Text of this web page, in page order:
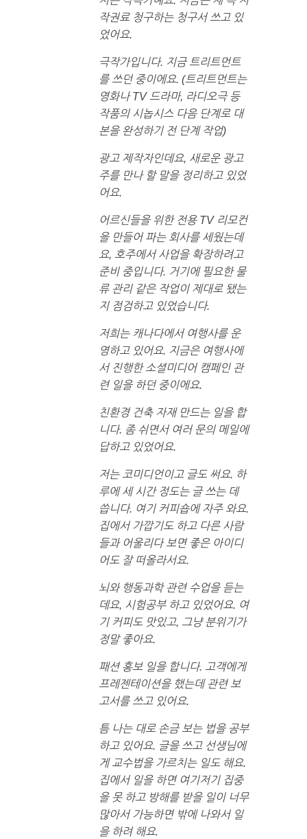
작권료 청구하는 청구서 쓰고 있
었어요.
극작가입니다. 지금 트리트먼트
를 쓰던 중이에요. (트리트먼트는
영화나 TV 드라마, 라디오극 등
작품의 시놉시스 다음 단계로 대
본을 완성하기 전 단계 작업)
광고 제작자인데요, 새로운 광고
주를 만나 할 말을 정리하고 있었
어요.
어르신들을 위한 전용 TV 리모컨
을 만들어 파는 회사를 세웠는데
요, 호주에서 사업을 확장하려고
준비 중입니다. 거기에 필요한 물
류 관리 같은 작업이 제대로 됐는
지 점검하고 있었습니다.
저희는 캐나다에서 여행사를 운
영하고 있어요. 지금은 여행사에
서 진행한 소셜미디어 캠페인 관
련 일을 하던 중이에요.
친환경 건축 자재 만드는 일을 합
니다. 좀 쉬면서 여러 문의 메일에
답하고 있었어요.
저는 코미디언이고 글도 써요. 하
루에 세 시간 정도는 글 쓰는 데
씁니다. 여기 커피숍에 자주 와요.
집에서 가깝기도 하고 다른 사람
들과 어울리다 보면 좋은 아이디
어도 잘 떠올라서요.
뇌와 행동과학 관련 수업을 듣는
데요, 시험공부 하고 있었어요. 여
기 커피도 맛있고, 그냥 분위기가
정말 좋아요.
패션 홍보 일을 합니다. 고객에게
프레젠테이션을 했는데 관련 보
고서를 쓰고 있어요.
틈 나는 대로 손금 보는 법을 공부
하고 있어요. 글을 쓰고 선생님에
게 교수법을 가르치는 일도 해요.
집에서 일을 하면 여기저기 집중
을 못 하고 방해를 받을 일이 너무
많아서 가능하면 밖에 나와서 일
을 하려 해요.